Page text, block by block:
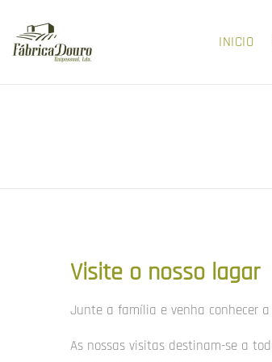
INICIO
Visite o nosso lagar
Junte a família e venha conhecer a
As nossas visitas destinam-se a